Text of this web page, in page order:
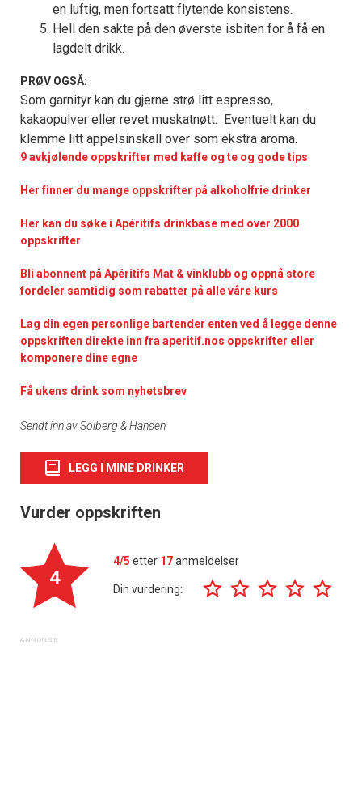
en luftig, men fortsatt flytende konsistens.
Hell den sakte på den øverste isbiten for å få en
lagdelt drikk.
PRØV OGSÅ:
Som garnityr kan du gjerne strø litt espresso,
kakaopulver eller revet muskatnøtt. Eventuelt kan du
klemme litt appelsinskall over som ekstra aroma.
9 avkjølende oppskrifter med kaffe og te og gode tips
Her finner du mange oppskrifter på alkoholfrie drinker
Her kan du søke i Apéritifs drinkbase med over 2000
oppskrifter
Bli abonnent på Apéritifs Mat & vinklubb og oppnå store
fordeler samtidig som rabatter på alle våre kurs
Lag din egen personlige bartender enten ved å legge denne
oppskriften direkte inn fra aperitif.nos oppskrifter eller
komponere dine egne
Få ukens drink som nyhetsbrev
Sendt inn av Solberg & Hansen
LEGG I MINE DRINKER
Vurder oppskriften
4
4/5 etter 17anmeldelser
Din vurdering: